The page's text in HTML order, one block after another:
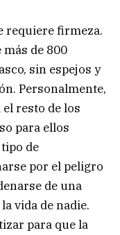
requiere firmeza.
de 800
sin espejos y
Personalmente,
resto de los
para ellos
de
por el peligro
de una
vida de nadie.
para que la